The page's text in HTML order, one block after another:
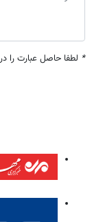
* لطفا حاصل عبارت را